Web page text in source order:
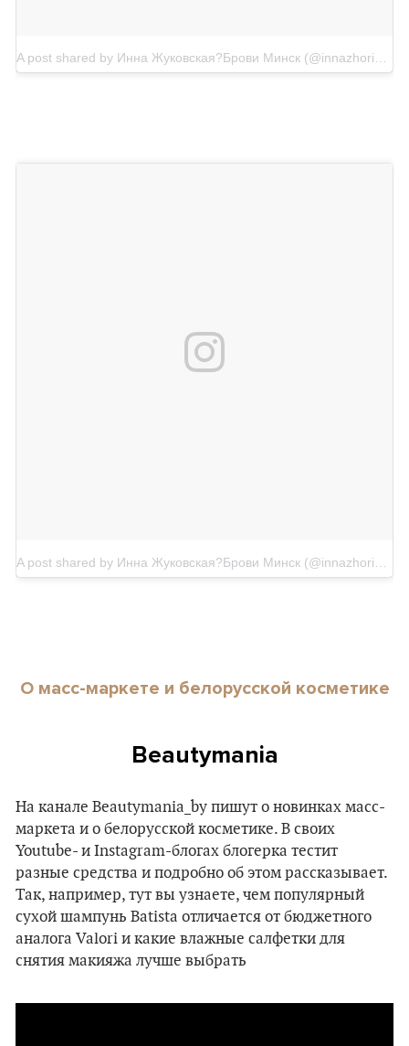
О масс-маркете и белорусской косметике
Beautymania
На канале Beautymania_by пишут о новинках масс-
маркета и о белорусской косметике. В своих
Youtube- и Instagram-блогах блогерка тестит
разные средства и подробно об этом рассказывает.
Так, например, тут вы узнаете, чем популярный
сухой шампунь Batista отличается от бюджетного
аналога Valori и какие влажные салфетки для
снятия макияжа лучше выбрать